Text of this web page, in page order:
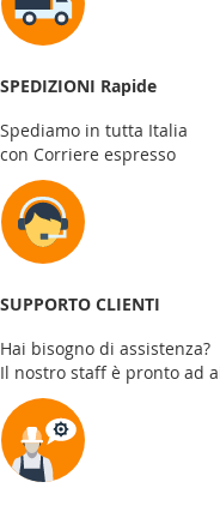
SPEDIZIONI Rapide
Spediamo in tutta Italia
con Corriere espresso
SUPPORTO CLIENTI
Hai bisogno di assistenza?
Il nostro staff è pronto ad